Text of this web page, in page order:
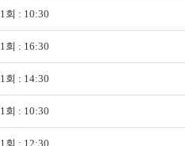
1회 : 10:30
1회 : 16:30
1회 : 14:30
1회 : 10:30
1회 : 12:30